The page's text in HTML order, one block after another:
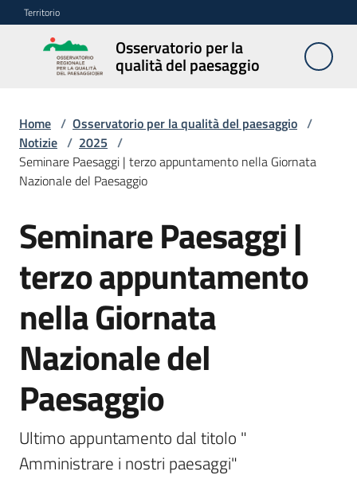
Vai al contenuto
Vai alla navigazione
Vai al footer
Territorio
Osservatorio per la
qualità del paesaggio
Osservatorio
per la
paesaggio
Cos'è
Obiettivi
Pubblicazioni
e
multimedia
Banca
dati
autorizzazioni
paesaggistiche
Home / Osservatorio per la qualità del paesaggio /
Notizie / 2025 /
Seminare Paesaggi | terzo appuntamento nella Giornata
Nazionale del Paesaggio
Salta al contenuto
Seminare Paesaggi |
terzo appuntamento
nella Giornata
Nazionale del
Paesaggio
Ultimo appuntamento dal titolo "
Amministrare i nostri paesaggi"